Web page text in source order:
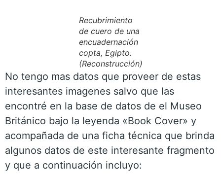
Recubrimiento
de cuero de una
encuadernación
copta, Egipto.
(Reconstrucción)
No tengo mas datos que proveer de estas
interesantes imagenes salvo que las
encontré en la base de datos de el Museo
Británico bajo la leyenda «Book Cover» y
acompañada de una ficha técnica que brinda
algunos datos de este interesante fragmento
y que a continuación incluyo: